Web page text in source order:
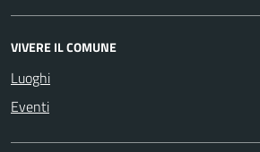
VIVERE IL COMUNE
Luoghi
Eventi